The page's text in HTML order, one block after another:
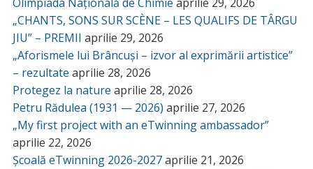
„CHANTS, SONS SUR SCÈNE – LES QUALIFS DE TÂRGU
JIU” – PREMII aprilie 29, 2026
„Aforismele lui Brâncuși – izvor al exprimării artistice”
– rezultate aprilie 28, 2026
Protegez la nature aprilie 28, 2026
Petru Rădulea (1931 — 2026) aprilie 27, 2026
„My first project with an eTwinning ambassador”
aprilie 22, 2026
Școală eTwinning 2026-2027aprilie 21, 2026